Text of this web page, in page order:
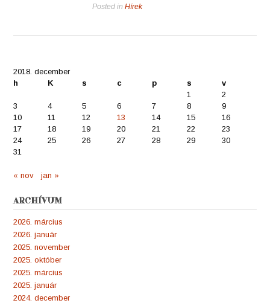
Posted inHírek
2018. december
h
K s c p s
v
1
2
3
4 5 6 7 8
9
10
11 12 13 14 15
16
17
18 19 20 21 22
23
24
25 26 27 28 29
30
31
« nov jan »
ARCHÍVUM
2026. március
2026. január
2025. november
2025. október
2025. március
2025. január
2024. december